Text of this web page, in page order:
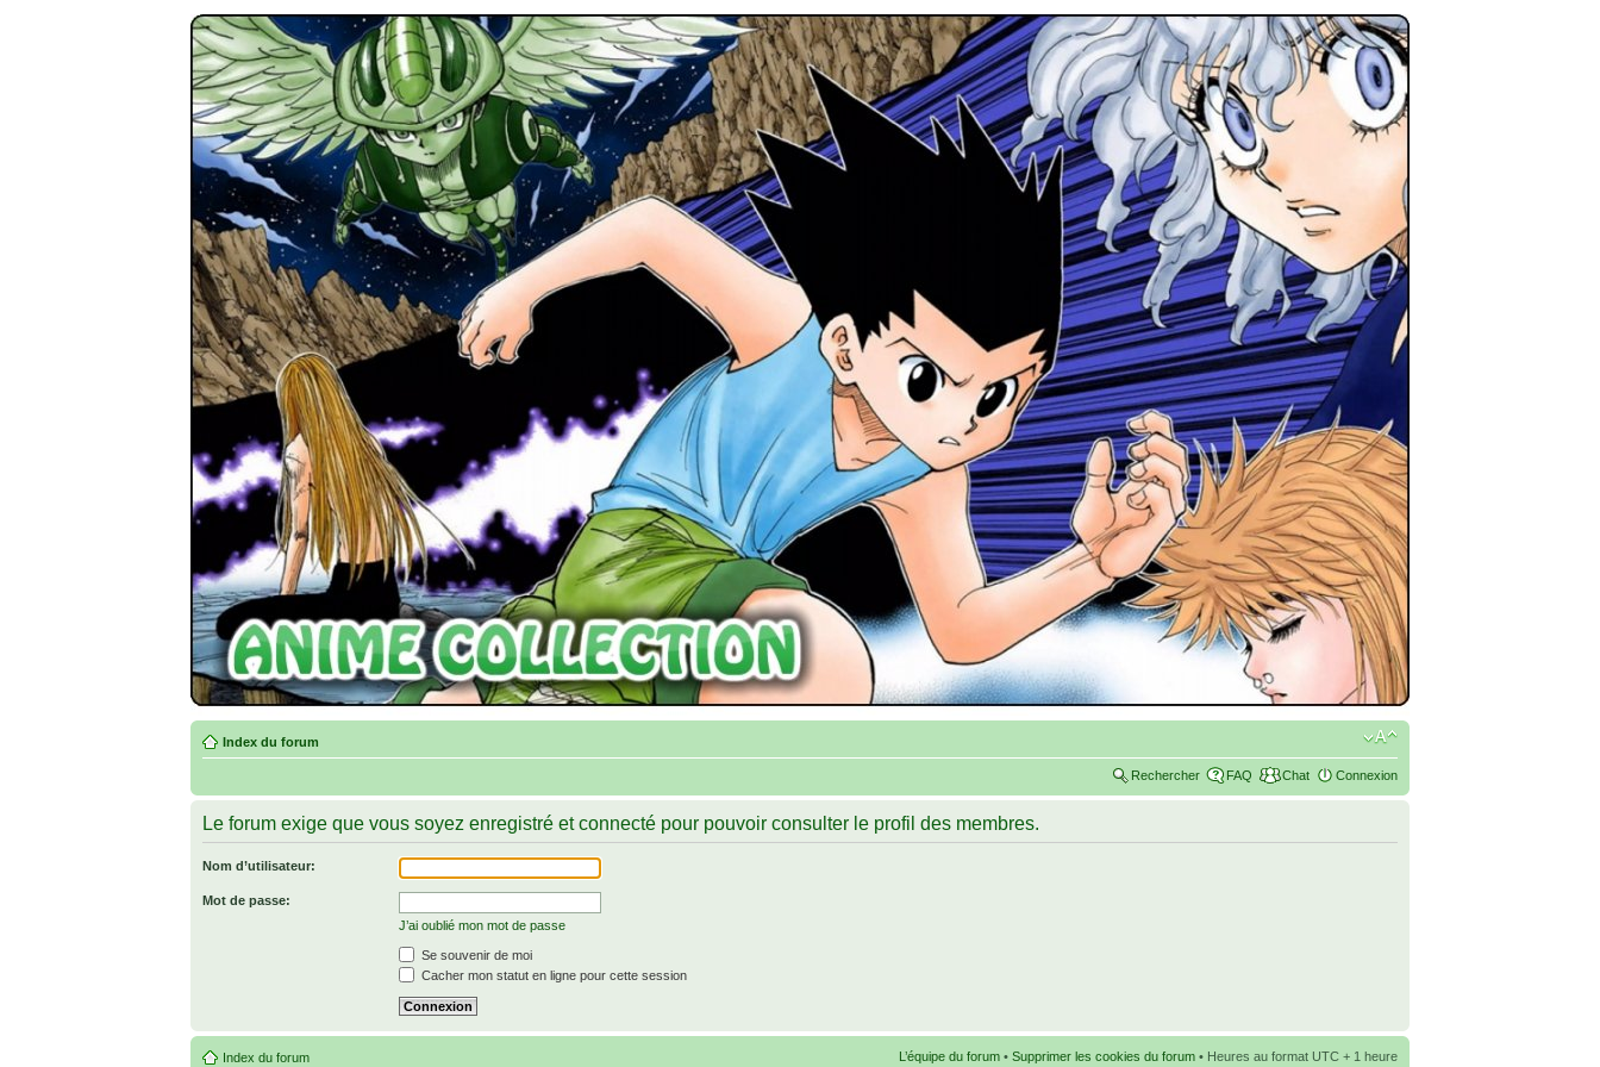
Index du forum
Rechercher FAQ Chat Connexion
Le forum exige que vous soyez enregistré et connecté pour pouvoir consulter le profil des membres.
Nom d’utilisateur:
Mot de passe:
J’ai oublié mon mot de passe
Se souvenir de moi
Cacher mon statut en ligne pour cette session
Index du forum L’équipe du forum • Supprimer les cookies du forum • Heures au format UTC + 1 heure